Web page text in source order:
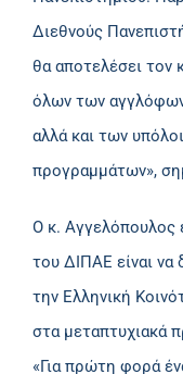
Διεθνούς
θα αποτελέσει τον
όλων των
αλλά και των
προγραμμάτων»,
Ο κ. Αγγελόπουλος
του ΔΙΠΑΕ είναι
την Ελληνική
στα μεταπτυχιακά
«Για πρώτη φορά